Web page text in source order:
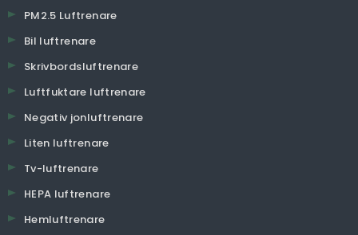
PM2.5 Luftrenare
Bil luftrenare
Skrivbordsluftrenare
Luftfuktare luftrenare
Negativ jonluftrenare
Liten luftrenare
Tv-luftrenare
HEPA luftrenare
Hemluftrenare